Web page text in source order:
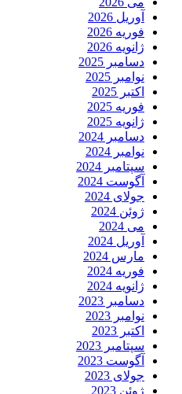
آوریل 2026
فوریه 2026
ژانویه 2026
دسامبر 2025
نوامبر 2025
اکتبر 2025
فوریه 2025
ژانویه 2025
دسامبر 2024
نوامبر 2024
سپتامبر 2024
آگوست 2024
جولای 2024
ژوئن 2024
می 2024
آوریل 2024
مارس 2024
فوریه 2024
ژانویه 2024
دسامبر 2023
نوامبر 2023
اکتبر 2023
سپتامبر 2023
آگوست 2023
جولای 2023
ژوئن 2023